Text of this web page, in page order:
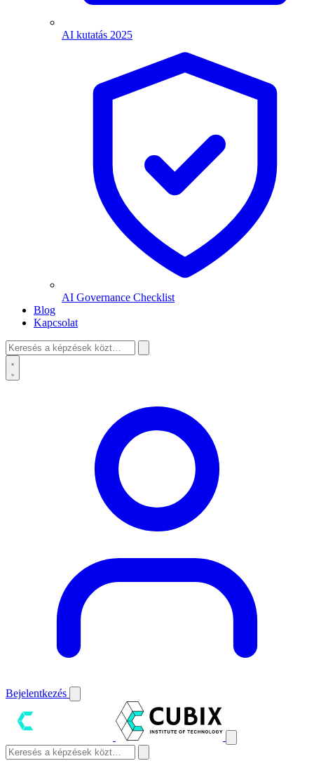
AI kutatás 2025
AI Governance Checklist
Blog
Kapcsolat
Bejelentkezés